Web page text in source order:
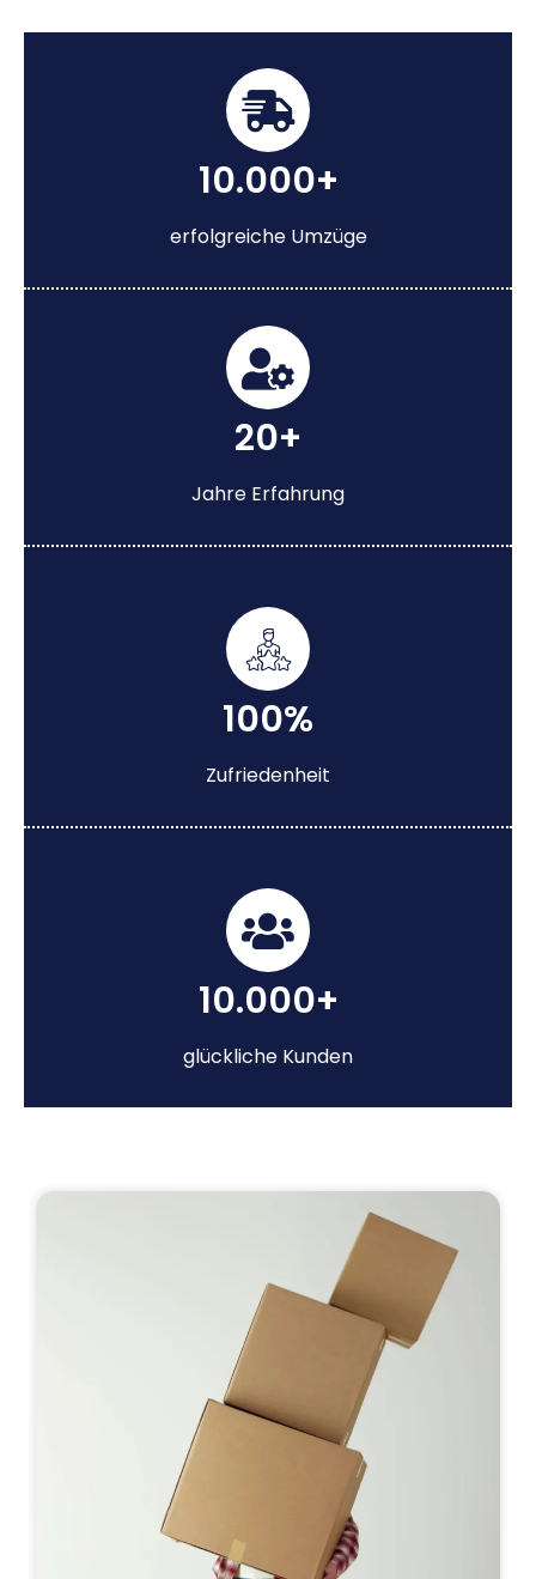
10.000+
erfolgreiche Umzüge
20+
Jahre Erfahrung
100%
Zufriedenheit
10.000+
glückliche Kunden